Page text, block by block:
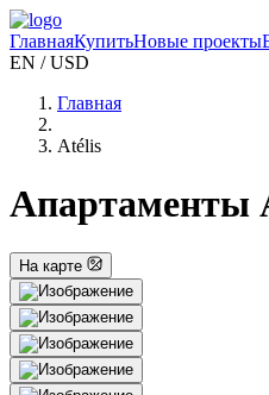
ГлавнаяКупитьНовые проекты
EN / USD
Главная
Atélis
Апартаменты
На карте